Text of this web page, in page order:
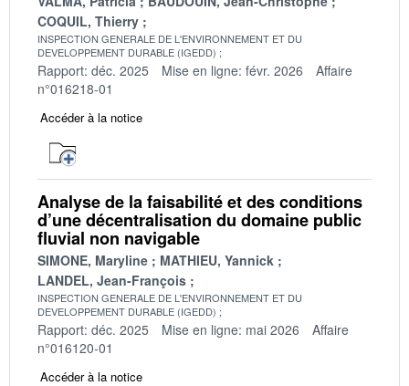
COQUIL, Thierry
INSPECTION GENERALE DE L'ENVIRONNEMENT ET DU
DEVELOPPEMENT DURABLE (IGEDD)
Rapport: déc. 2025 Mise en ligne: févr. 2026
Affaire
n°016218-01
Accéder à la notice
Analyse de la faisabilité et des conditions
d’une décentralisation du domaine public
fluvial non navigable
SIMONE, Maryline
MATHIEU, Yannick
LANDEL, Jean-François
INSPECTION GENERALE DE L'ENVIRONNEMENT ET DU
DEVELOPPEMENT DURABLE (IGEDD)
Rapport: déc. 2025 Mise en ligne: mai 2026
Affaire
n°016120-01
Accéder à la notice